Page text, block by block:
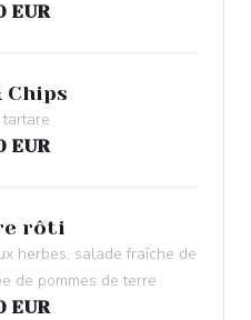
EUR
Chips
EUR
rôti
herbes, salade fraîche de
de pommes de terre
EUR